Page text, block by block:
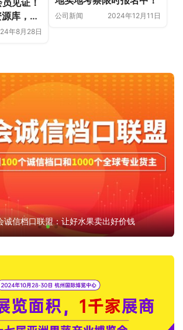
库，让
年8月28日
公司新闻 2024年12月11日
诚信档口联盟：让好水果卖出好价钱